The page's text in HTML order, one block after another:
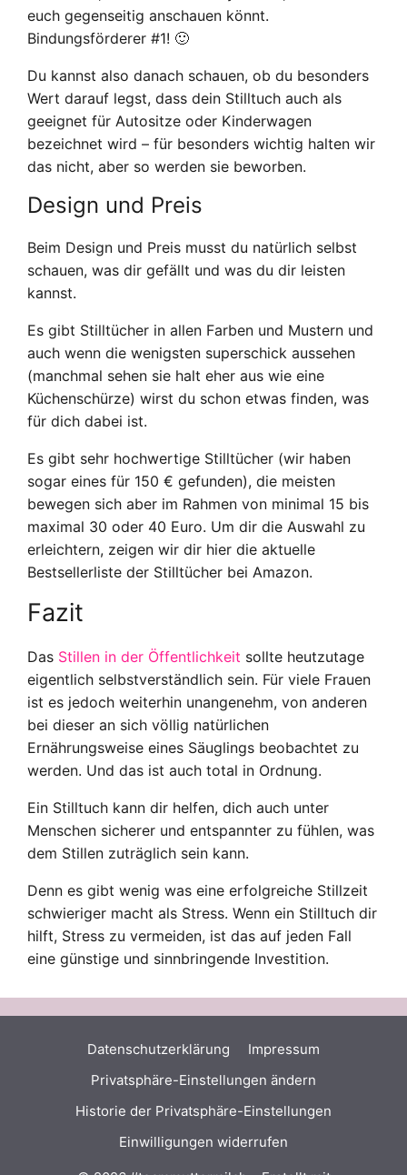
euch gegenseitig anschauen könnt.
Bindungsförderer #1! 🙂
Du kannst also danach schauen, ob du besonders
Wert darauf legst, dass dein Stilltuch auch als
geeignet für Autositze oder Kinderwagen
bezeichnet wird – für besonders wichtig halten wir
das nicht, aber so werden sie beworben.
Design und Preis
Beim Design und Preis musst du natürlich selbst
schauen, was dir gefällt und was du dir leisten
kannst.
Es gibt Stilltücher in allen Farben und Mustern und
auch wenn die wenigsten superschick aussehen
(manchmal sehen sie halt eher aus wie eine
Küchenschürze) wirst du schon etwas finden, was
für dich dabei ist.
Es gibt sehr hochwertige Stilltücher (wir haben
sogar eines für 150 € gefunden), die meisten
bewegen sich aber im Rahmen von minimal 15 bis
maximal 30 oder 40 Euro. Um dir die Auswahl zu
erleichtern, zeigen wir dir hier die aktuelle
Bestsellerliste der Stilltücher bei Amazon.
Fazit
Das Stillen in der Öffentlichkeit sollte heutzutage
eigentlich selbstverständlich sein. Für viele Frauen
ist es jedoch weiterhin unangenehm, von anderen
bei dieser an sich völlig natürlichen
Ernährungsweise eines Säuglings beobachtet zu
werden. Und das ist auch total in Ordnung.
Ein Stilltuch kann dir helfen, dich auch unter
Menschen sicherer und entspannter zu fühlen, was
dem Stillen zuträglich sein kann.
Denn es gibt wenig was eine erfolgreiche Stillzeit
schwieriger macht als Stress. Wenn ein Stilltuch dir
hilft, Stress zu vermeiden, ist das auf jeden Fall
eine günstige und sinnbringende Investition.
Datenschutz­erklärung
Impressum
Privatsphäre-Einstellungen ändern
Historie der Privatsphäre-Einstellungen
Einwilligungen widerrufen